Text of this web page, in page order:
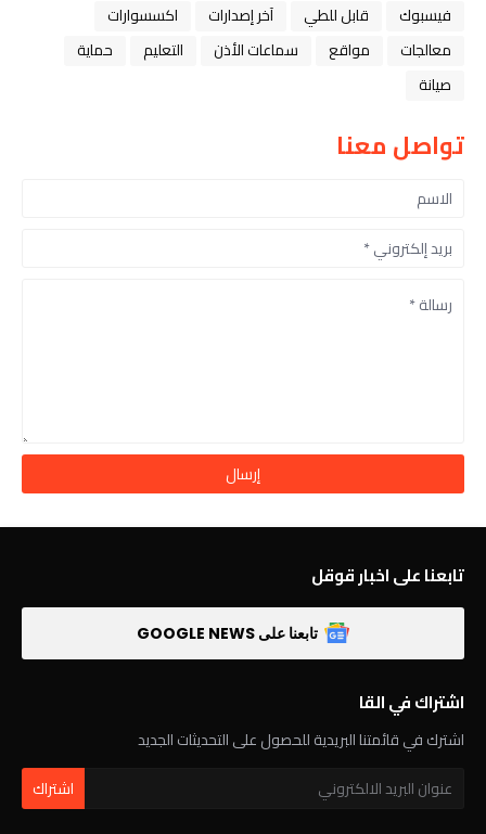
فيسبوك
قابل للطي آخر إصدارات
اكسسوارات
معالجات
مواقع سماعات الأذن التعليم
حماية
صيانة
تواصل معنا
تابعنا على اخبار قوقل
تابعنا على GOOGLE NEWS
اشتراك في القا
اشترك في قائمتنا البريدية للحصول على التحديثات الجديد